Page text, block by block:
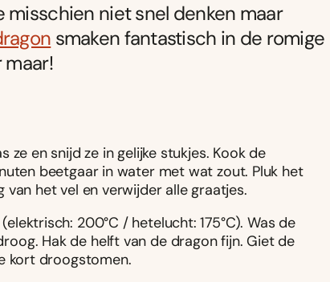
misschien niet snel denken maar
smaken fantastisch in de romige
maar!
ze en snijd ze in gelijke stukjes. Kook de
beetgaar in water met wat zout. Pluk het
van het vel en verwijder alle graatjes.
200°C / hetelucht: 175°C). Was de
Hak de helft van de dragon fijn. Giet de
kort droogstomen.